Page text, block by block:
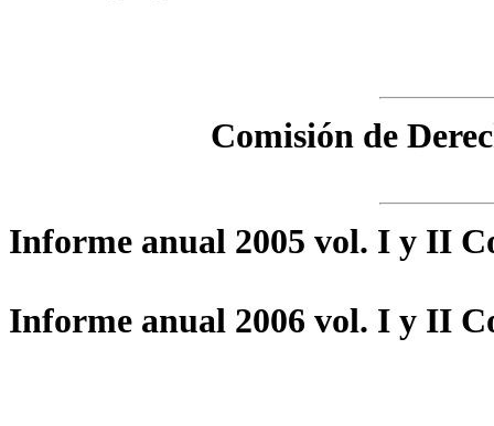
Comisión de
Informe anual 2005 vol. I y II
Informe anual 2006 vol. I y II